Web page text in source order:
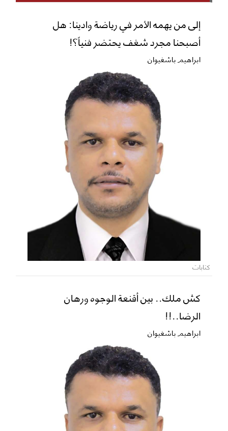
إلى من يهمه الأمر في رياضة وادينا: هل
أصبحنا مجرد شغف يحتضر فنياً؟!
ابراهيم باشغيوان
كتابات
كش ملك.. بين أقنعة الوجوه ورهان
الرضا..!!
ابراهيم باشغيوان